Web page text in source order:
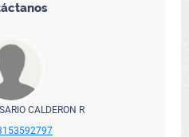
CALDERON R